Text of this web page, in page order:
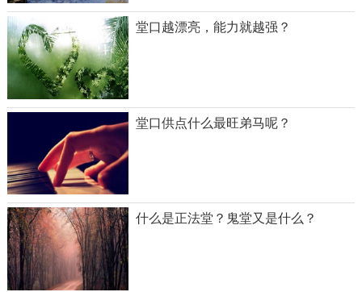
堂口越漂亮，能力就越强？
堂口供点什么最旺弟马呢？
什么是正法堂？鬼堂又是什么？